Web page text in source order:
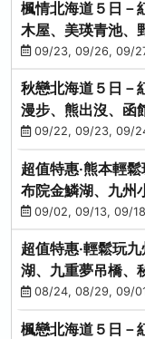
楓情北海道５日－
木屋、美瑛青池、
葉奇蹟谷、螃蟹吃
09/23, 09/26, 09/
秋戀北海道５日－
漫步、熊出沒、函
海膽、三大螃蟹放
09/22, 09/23, 09/
超值特惠‧熊本輕
布院金鱗湖、九州
城、熊本AEON
09/02, 09/13, 09/
超值特惠‧輕鬆玩
湖、九重夢吊橋、
飽08/24, 08/29, 09/
楓戀北海道５日－